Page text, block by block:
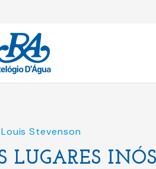
Stevenson
LUGARES